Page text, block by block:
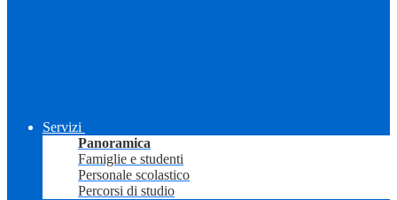
Servizi
Panoramica
Famiglie e studenti
Personale scolastico
Percorsi di studio